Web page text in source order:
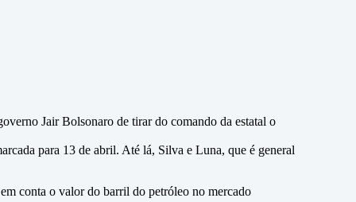
Jair Bolsonaro de tirar do comando da estatal o
para 13 de abril. Até lá, Silva e Luna, que é general
conta o valor do barril do petróleo no mercado